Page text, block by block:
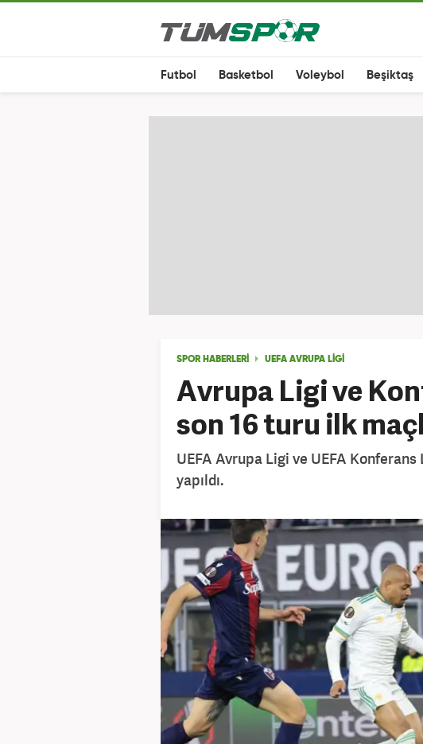
Futbol Basketbol Voleybol Beşiktaş
SPOR HABERLERİ UEFA AVRUPA LİGİ
Avrupa Ligi ve
son 16 turu ilk
UEFA Avrupa Ligi ve UEFA
yapıldı.